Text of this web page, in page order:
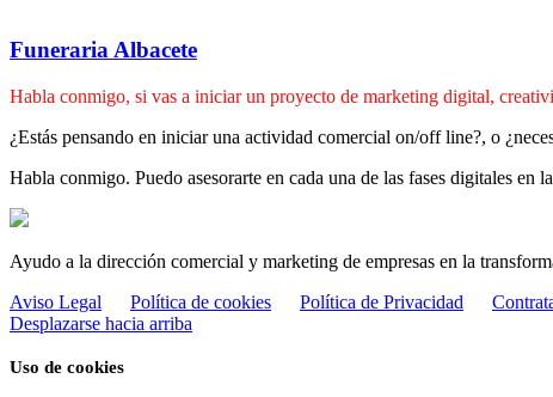
Funeraria Albacete
Habla conmigo, si vas a iniciar un proyecto de marketing digital,
¿Estás pensando en iniciar una actividad comercial on/off line?, o
Habla conmigo. Puedo asesorarte en cada una de las fases digitales en
Ayudo a la dirección comercial y marketing de empresas en la
Aviso Legal
Política de cookies Política de Privacidad
Desplazarse hacia arriba
Uso de cookies